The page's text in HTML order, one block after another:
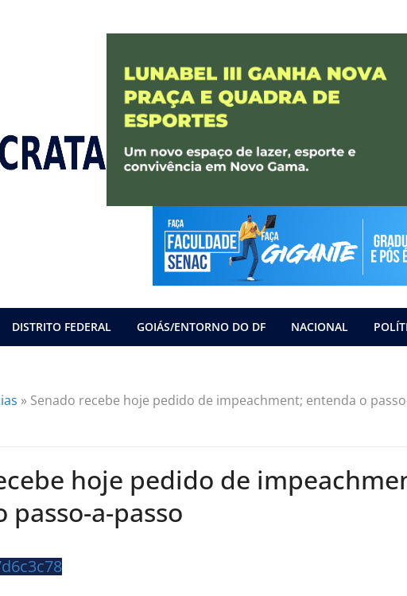
DISTRITO FEDERAL GOIÁS/ENTORNO DO DF NACIONAL
» Senado recebe hoje pedido de impeachment; entenda o
hoje pedido de
passo-a-passo